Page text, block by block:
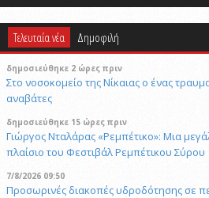
Τελευταία νέα Δημοφιλή
δημοσιεύθηκε 2 ώρες πριν
Στο νοσοκομείο της Νίκαιας ο ένας
αναβάτες
δημοσιεύθηκε 15 ώρες πριν
Γιώργος Νταλάρας «Ρεμπέτικο»: Μια
πλαίσιο του Φεστιβάλ Ρεμπέτικου Σύρου
7/8/2026 09:50
Προσωρινές διακοπές υδροδότησης σε